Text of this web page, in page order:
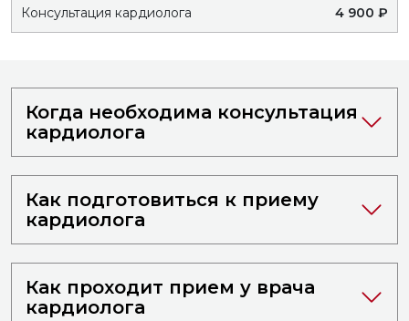
Консультация кардиолога 4 900 ₽
Когда необходима консультация
кардиолога
Как подготовиться к приему
кардиолога
Как проходит прием у врача
кардиолога